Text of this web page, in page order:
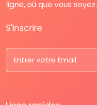
ligne, où que vous soyez.
S'inscrire